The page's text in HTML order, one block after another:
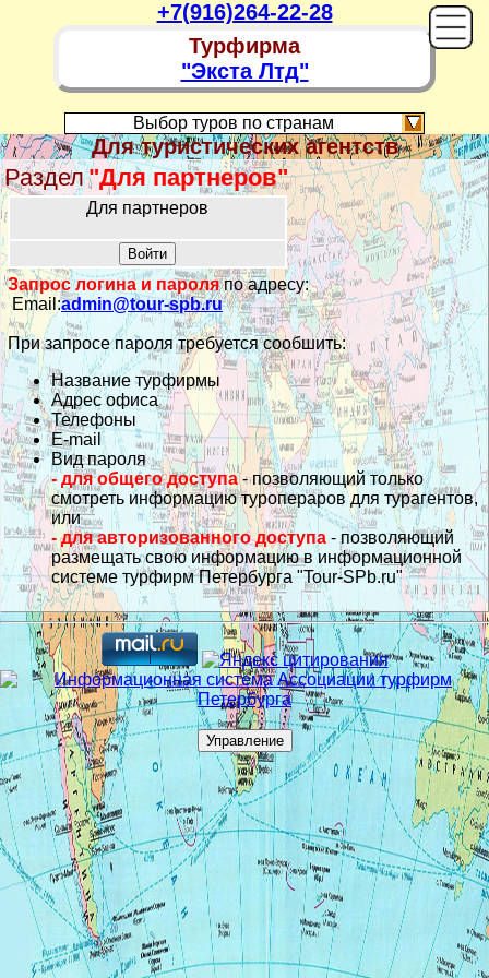
+7(916)264-22-28
Турфирма
"Экста Лтд"
Выбор туров по странам
Для туристических агентств
Раздел"Для партнеров"
Для партнеров
Запрос логина и пароляпо адресу:
Email:admin@tour-spb.ru
При запросе пароля требуется сообшить:
Название турфирмы
Адрес офиса
Телефоны
Е-mail
Вид пароля
- для общего доступа- позволяющий только
смотреть информацию туропераров для турагентов,
или
- для авторизованного доступа - позволяющий
размещать свою информацию в информационной
системе турфирм Петербурга "Tour-SPb.ru"